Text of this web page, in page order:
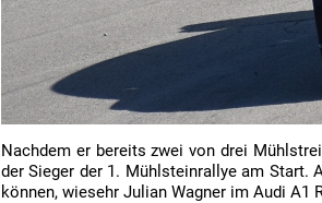
Nachdem er bereits zwei von drei
der Sieger der 1. Mühlsteinrallye am Start.
können, wiesehr Julian Wagner im Audi A1